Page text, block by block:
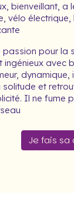
bienveillant, a
vélo
passion pour la
ingénieux avec
et
Il ne fume
Je fais sa